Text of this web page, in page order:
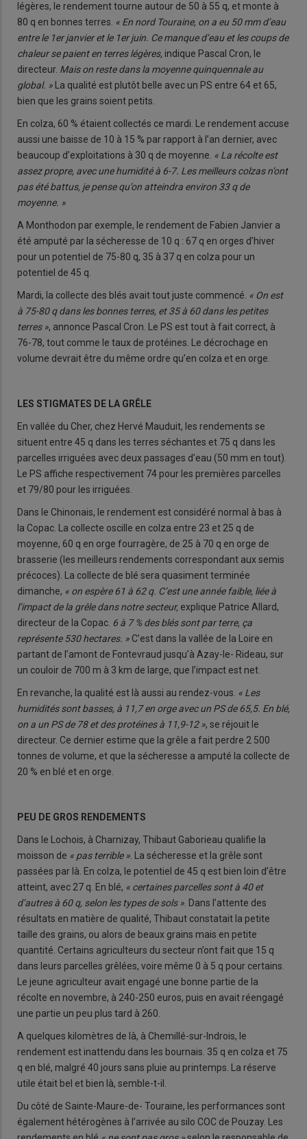
légères, le rendement tourne autour de 50 à 55 q, et monte à
80 q en bonnes terres. « En nord Touraine, on a eu 50 mm d’eau
entre le 1erjanvier et le 1erjuin. Ce manque d’eau et les coups de
chaleur se paient en terres légères, indique Pascal Cron, le
directeur. Mais on reste dans la moyenne quinquennale au
global. » La qualité est plutôt belle avec un PS entre 64 et 65,
bien que les grains soient petits.
En colza, 60 % étaient collectés ce mardi. Le rendement accuse
aussi une baisse de 10 à 15 % par rapport à l’an dernier, avec
beaucoup d’exploitations à 30 q de moyenne. « La récolte est
assez propre, avec une humidité à 6-7. Les meilleurs colzas n’ont
pas été battus, je pense qu’on atteindra environ 33 q de
moyenne. »
A Monthodon par exemple, le rendement de Fabien Janvier a
été amputé par la sécheresse de 10 q : 67 q en orges d’hiver
pour un potentiel de 75-80 q, 35 à 37 q en colza pour un
potentiel de 45 q.
Mardi, la collecte des blés avait tout juste commencé. « On est
à 75-80 q dans les bonnes terres, et 35 à 60 dans les petites
terres », annonce Pascal Cron. Le PS est tout à fait correct, à
76-78, tout comme le taux de protéines. Le décrochage en
volume devrait être du même ordre qu’en colza et en orge.
LES STIGMATES DE LA GRÊLE
En vallée du Cher, chez Hervé Mauduit, les rendements se
situent entre 45 q dans les terres séchantes et 75 q dans les
parcelles irriguées avec deux passages d’eau (50 mm en tout).
Le PS affiche respectivement 74 pour les premières parcelles
et 79/80 pour les irriguées.
Dans le Chinonais, le rendement est considéré normal à bas à
la Copac. La collecte oscille en colza entre 23 et 25 q de
moyenne, 60 q en orge fourragère, de 25 à 70 q en orge de
brasserie (les meilleurs rendements correspondant aux semis
précoces). La collecte de blé sera quasiment terminée
dimanche, « on espère 61 à 62 q. C’est une année faible, liée à
l’impact de la grêle dans notre secteur, explique Patrice Allard,
directeur de la Copac. 6 à 7 % des blés sont par terre, ça
représente 530 hectares. » C’est dans la vallée de la Loire en
partant de l’amont de Fontevraud jusqu’à Azay-le- Rideau, sur
un couloir de 700 m à 3 km de large, que l’impact est net.
En revanche, la qualité est là aussi au rendez-vous. « Les
humidités sont basses, à 11,7 en orge avec un PS de 65,5. En blé,
on a un PS de 78 et des protéines à 11,9-12 », se réjouit le
directeur. Ce dernier estime que la grêle a fait perdre 2 500
tonnes de volume, et que la sécheresse a amputé la collecte de
20 % en blé et en orge.
PEU DE GROS RENDEMENTS
Dans le Lochois, à Charnizay, Thibaut Gaborieau qualifie la
moisson de « pas terrible ». La sécheresse et la grêle sont
passées par là. En colza, le potentiel de 45 q est bien loin d’être
atteint, avec 27 q. En blé, « certaines parcelles sont à 40 et
d’autres à 60 q, selon les types de sols ». Dans l’attente des
résultats en matière de qualité, Thibaut constatait la petite
taille des grains, ou alors de beaux grains mais en petite
quantité. Certains agriculteurs du secteur n’ont fait que 15 q
dans leurs parcelles grêlées, voire même 0 à 5 q pour certains.
Le jeune agriculteur avait engagé une bonne partie de la
récolte en novembre, à 240-250 euros, puis en avait réengagé
une partie un peu plus tard à 260.
A quelques kilomètres de là, à Chemillé-sur-Indrois, le
rendement est inattendu dans les bournais. 35 q en colza et 75
q en blé, malgré 40 jours sans pluie au printemps. La réserve
utile était bel et bien là, semble-t-il.
Du côté de Sainte-Maure-de- Touraine, les performances sont
également hétérogènes à l’arrivée au silo COC de Pouzay. Les